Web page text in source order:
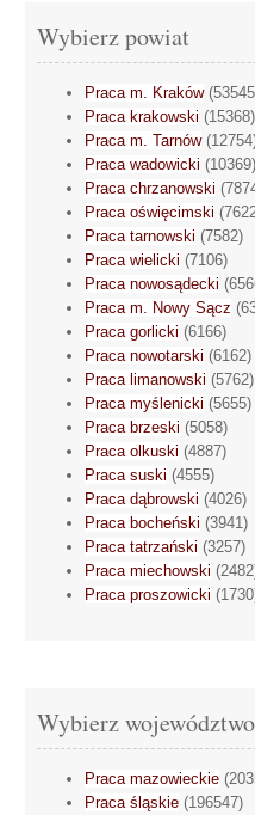
Wybierz powiat
Praca m. Kraków
Praca krakowski (15368)
Praca m. Tarnów
Praca wadowicki (10369)
Praca chrzanowski
Praca oświęcimski
Praca tarnowski (7582)
Praca wielicki (7106)
Praca nowosądecki
Praca m. Nowy Sącz
Praca gorlicki (6166)
Praca nowotarski (6162)
Praca limanowski (5762)
Praca myślenicki (5655)
Praca brzeski (5058)
Praca olkuski (4887)
Praca suski (4555)
Praca dąbrowski (4026)
Praca bocheński (3941)
Praca tatrzański (3257)
Praca miechowski
Praca proszowicki
Wybierz województwo
Praca mazowieckie
Praca śląskie (196547)